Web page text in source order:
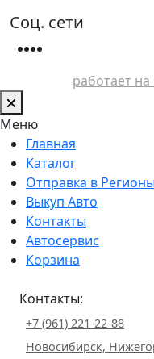
Соц. сети
работает
Меню
Главная
Каталог
Отправка в Регионы
Выкуп Авто
Контакты
Автосервис
Корзина
Контакты:
+7 (961) 221-22-88
Новосибирск,